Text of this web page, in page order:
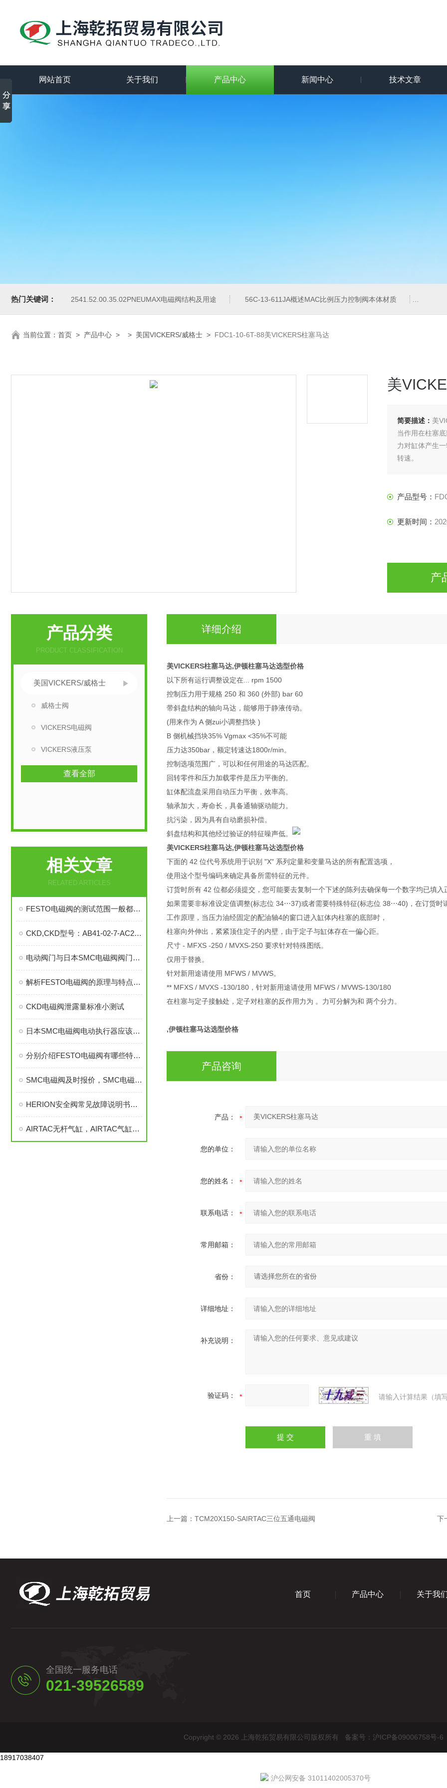
网站首页 关于我们 产品中心 新闻中心 技术文章
热门关键词： 2541.52.00.35.02PNEUMAX电磁阀结构及用途 56C-13-611JA概述MAC比例压力控制阀本体材质
当前位置： 首页 > 产品中心 > > 美国VICKERS/威格士 > FDC1-10-6T-88美VICKERS柱塞马达
美
简要描述： 美
当作用在柱塞
力对缸体产生
转速。
低速大
产品型号：
更新时间：
产
产品分类
PRODUCT CLASSIFICATION
美国VICKERS/威格士
威格士阀
VICKERS电磁阀
VICKERS液压泵
查看全部
相关文章
RELATED ARTICLES
FESTO电磁阀的测试范围一般都是以那些为准
CKD,CKD型号：AB41-02-7-AC220V，CKD气缸
电动阀门与日本SMC电磁阀阀门的优缺点资料有哪些？
解析FESTO电磁阀的原理与特点以及应用
CKD电磁阀泄露量标准小测试
日本SMC电磁阀电动执行器应该怎么选择？
分别介绍FESTO电磁阀有哪些特点和用途呢?
SMC电磁阀及时报价，SMC电磁阀，SMC电磁阀中文资料
HERION安全阀常见故障说明书有哪些？
AIRTAC无杆气缸，AIRTAC气缸，AIRTAC气缸，AIRTAC气缸
详细介绍
美VICKERS柱塞马达,伊顿柱塞马达选型价格
以下所有运行调整设定在... rpm 1500
控制压力用于规格 250 和 360 (外部) bar 60
带斜盘结构的轴向马达，能够用于静液传动。
(用来作为 A 侧zui小调整挡块 )
B 侧机械挡块35% Vgmax <35%不可能
压力达350bar，额定转速达1800r/min。
控制选项范围广，可以和任何用途的马达匹配。
回转零件和压力加载零件是压力平衡的。
缸体配流盘采用自动压力平衡，效率高。
轴承加大，寿命长，具备通轴驱动能力。
抗污染，因为具有自动磨损补偿。
斜盘结构和其他经过验证的特征噪声低。
美VICKERS柱塞马达,伊顿柱塞马达选型价格
下面的 42 位代号系统用于识别 "X" 系列定量和变量马达的所有配置选项，
使用这个型号编码来确定具备所需特征的元件。
订货时所有 42 位都必须提交，您可能要去复制一个下述的陈列去确保每一个数字均已填入
如果需要非标准设定值调整(标志位 34⋯37)或者需要特殊特征(标志位 38⋯40)，在订货时
工作原理，当压力油经固定的配油轴4的窗口进入缸体内柱塞的底部时，
柱塞向外伸出，紧紧顶住定子的内壁，由于定子与缸体存在一偏心距。
尺寸 - MFXS -250 / MVXS-250 要求针对特殊图纸。
仅用于替换。
针对新用途请使用 MFWS / MVWS。
** MFXS / MVXS -130/180，针对新用途请使用 MFWS / MVWS-130/180
在柱塞与定子接触处，定子对柱塞的反作用力为 。力可分解为和 两个分力。
,伊顿柱塞马达选型价格
产品咨询
产品：
您的单位：
您的姓名：
联系电话：
常用邮箱：
省份：
详细地址：
补充说明：
验证码： 请输入计算结果（填
上一篇： TCM20X150-SAIRTAC三位五通电磁阀 下
首页 产品中心 关于我
全国统一服务电话
021-39526589
Copyright © 2026 上海乾拓贸易有限公司版权所有 备案号：沪ICP备09006758号-6
18917038407
沪公网安备 31011402005370号